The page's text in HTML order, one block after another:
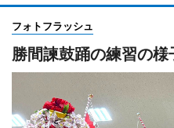
フォトフラッシュ
勝間諫鼓踊の練習の様